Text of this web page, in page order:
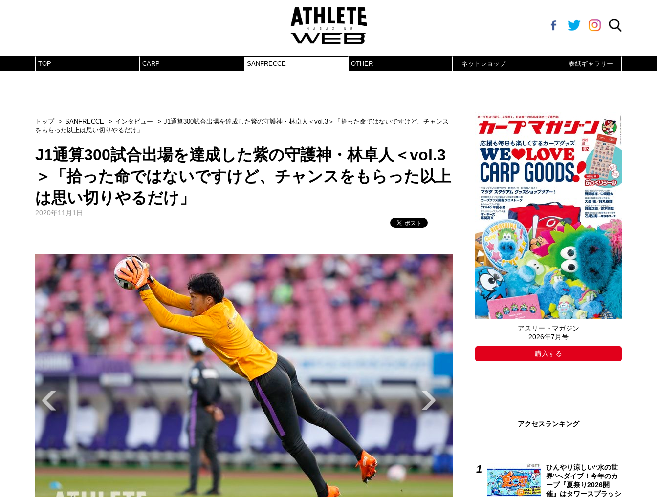
TOP CARP SANFRECCE OTHER ネットショップ 表紙ギャラリー
トップ SANFRECCE インタビュー
J1通算300試合出場を達成した紫の守護神・林卓人＜vol.3＞「拾った命ではないですけど、チャンス
をもらった以上は思い切りやるだけ」
J1通算300試合出場を達成した紫の守護神・林卓人＜vol.3
＞「拾った命ではないですけど、チャンスをもらった以上
は思い切りやるだけ」
2020年11月1日
アスリートマガジン
2026年7月号
購入する
アクセスランキング
ひんやり涼しい“水の世
界”へダイブ！今年のカ
ープ『夏祭り2026開
催』はタワースプラッシ